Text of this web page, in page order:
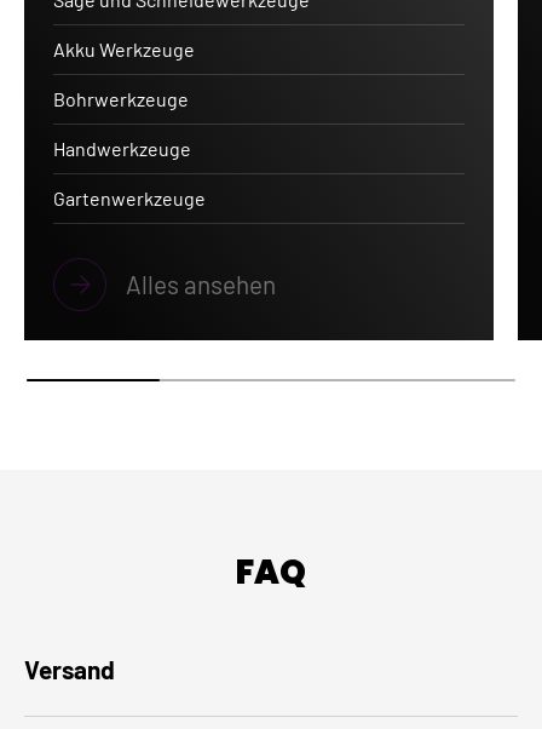
Akku Werkzeuge
Bohrwerkzeuge
Handwerkzeuge
Gartenwerkzeuge
Alles ansehen
FAQ
Versand